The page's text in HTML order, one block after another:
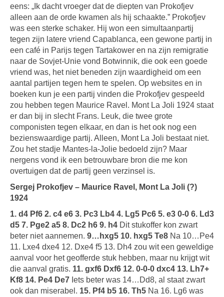
eens: „Ik dacht vroeger dat de diepten van Prokofjev
alleen aan de orde kwamen als hij schaakte.” Prokofjev
was een sterke schaker. Hij won een simultaanpartij
tegen zijn latere vriend Capablanca, een gewone partij in
een café in Parijs tegen Tartakower en na zijn remigratie
naar de Sovjet-Unie vond Botwinnik, die ook een goede
vriend was, het niet beneden zijn waardigheid om een
aantal partijen tegen hem te spelen. Op websites en in
boeken kun je een partij vinden die Prokofjev gespeeld
zou hebben tegen Maurice Ravel. Mont La Joli 1924 staat
er dan bij in slecht Frans. Leuk, die twee grote
componisten tegen elkaar, en dan is het ook nog een
bezienswaardige partij. Alleen, Mont La Joli bestaat niet.
Zou het stadje Mantes-la-Jolie bedoeld zijn? Maar
nergens vond ik een betrouwbare bron die me kon
overtuigen dat de partij geen verzinsel is.
Sergej Prokofjev – Maurice Ravel, Mont La Joli (?)
1924
1. d4 Pf6 2. c4 e6 3. Pc3 Lb4 4. Lg5 Pc6 5. e3 0-0 6. Ld3
d5 7. Pge2 a5 8. Dc2 h6 9. h4 Dit stukoffer kon zwart
beter niet aannemen. 9…hxg5 10. hxg5 Te8 Na 10…Pe4
11. Lxe4 dxe4 12. Dxe4 f5 13. Dh4 zou wit een geweldige
aanval voor het geofferde stuk hebben, maar nu krijgt wit
die aanval gratis. 11. gxf6 Dxf6 12. 0-0-0 dxc4 13. Lh7+
Kf8 14. Pe4 De7 Iets beter was 14…Dd8, al staat zwart
ook dan miserabel. 15. Pf4 b5 16. Th5 Na 16. Lg6 was